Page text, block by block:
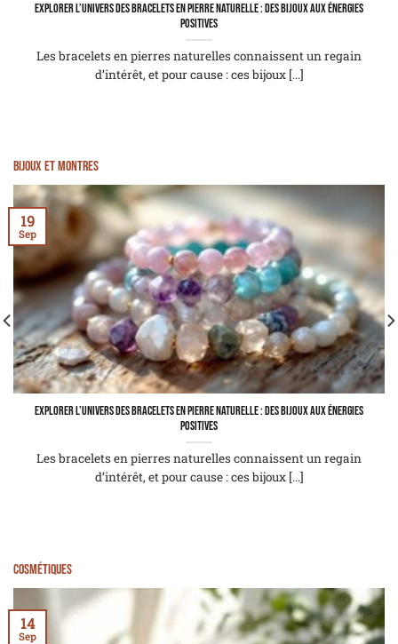
Explorer l’univers des bracelets en pierre naturelle : des bijoux aux énergies
positives
Les bracelets en pierres naturelles connaissent un regain
d’intérêt, et pour cause : ces bijoux [...]
Bijoux et montres
Explorer l’univers des bracelets en pierre naturelle : des bijoux aux énergies
positives
Les bracelets en pierres naturelles connaissent un regain
d’intérêt, et pour cause : ces bijoux [...]
19
Sep
Cosmétiques
14
Sep